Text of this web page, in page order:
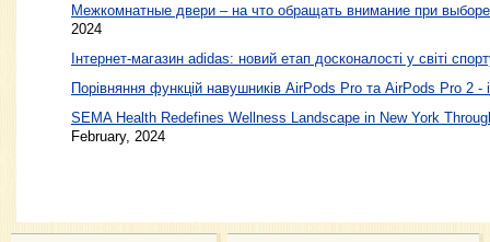
Межкомнатные двери – на что обращать внимание при
2024
Інтернет-магазин adidas: новий етап досконалості у світі
Порівняння функцій навушників AirPods Pro та AirPods Pro 2 -
SEMA Health Redefines Wellness Landscape in New York
February, 2024